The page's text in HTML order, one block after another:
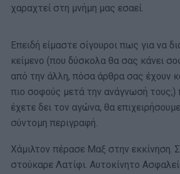
χαραχτεί στη μνήμη μας εσαεί.
Επειδή είμαστε σίγουροι πως για να
κείμενο (που δύσκολα θα σας κάνει
από την άλλη, πόσα άρθρα σας έχουν
πιο σοφούς μετά την ανάγνωσή
έχετε δει τον αγώνα, θα
σύντομη περιγραφή.
Χάμιλτον πέρασε Μαξ στην εκκίνηση.
στούκαρε Λατίφι. Αυτοκίνητο